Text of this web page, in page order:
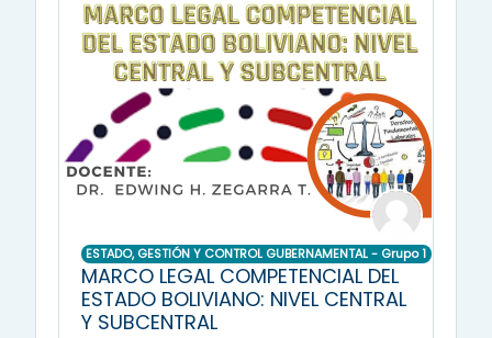
ESTADO, GESTIÓN Y CONTROL GUBERNAMENTAL - Grupo 1
MARCO LEGAL COMPETENCIAL DEL
ESTADO BOLIVIANO: NIVEL CENTRAL
Y SUBCENTRAL